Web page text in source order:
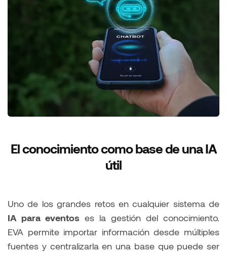
El conocimiento como base de una IA
útil
Uno de los grandes retos en cualquier sistema de
IA para eventos es la gestión del conocimiento.
EVA permite importar información desde múltiples
fuentes y centralizarla en una base que puede ser